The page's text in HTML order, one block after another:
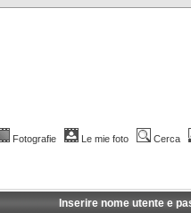
Fotografie Le mie foto Cerca
Inserire nome utente e